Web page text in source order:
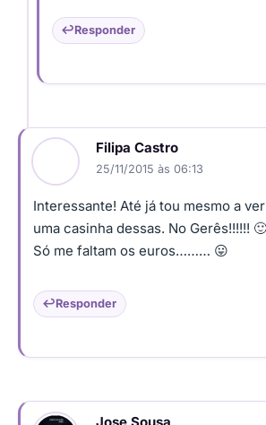
Responder
Filipa Castro
25/11/2015 às 06:13
Interessante! Até já tou mesmo a
uma casinha dessas. No Gerês!!!!!! 🙂
Só me faltam os euros……… 😛
Responder